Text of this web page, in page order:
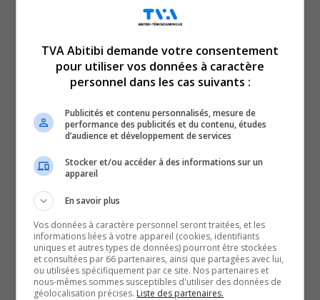
hier soir, à Val-d’Or, à la
suite d’un accident de
motocross.
la 117, à la hauteur du lac Boyer, vers 20 h 15.
C’est à ce moment-là qu’il est entré en collision avec un
véhicule.
L’adolescent a été transféré dans un centre hospitalier,
où son décès a malheureusement été constaté.
En ce qui concerne les passagers du véhicule, la Sûreté
du Québec assure qu’il n’y a aucun blessé.
TVA Abitibi demande votre consentement
pour utiliser vos données à caractère
personnel dans les cas suivants :
Publicités et contenu personnalisés, mesure de
performance des publicités et du contenu, études
d’audience et développement de services
Stocker et/ou accéder à des informations sur un
appareil
En savoir plus
Vos données à caractère personnel seront traitées, et les
informations liées à votre appareil (cookies, identifiants
uniques et autres types de données) pourront être stockées
et consultées par 66 partenaires, ainsi que partagées avec lui,
ou utilisées spécifiquement par ce site. Nos partenaires et
nous-mêmes sommes susceptibles d'utiliser des données de
géolocalisation précises. Liste des partenaires.